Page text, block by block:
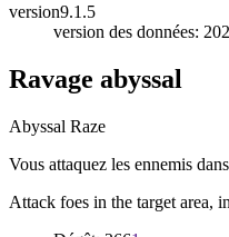
version9.1.5
version des données:
Ravage abyssal
Abyssal Raze
Vous attaquez les ennemis
Attack foes in the target area,